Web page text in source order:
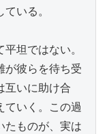
いる。
坦ではない。
が彼らを待ち受
互いに助け合
ていく。この過
たものが、実は